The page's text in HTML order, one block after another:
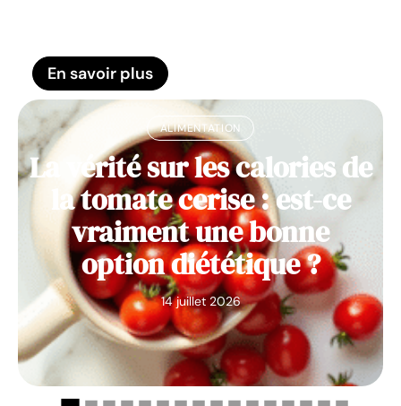
ALIMENTATION
La vérité sur les calories de
la tomate cerise : est-ce
vraiment une bonne
option diététique ?
14 juillet 2026
En savoir plus